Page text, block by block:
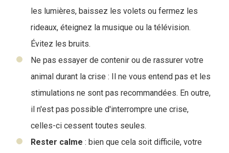
les lumières, baissez les volets ou fermez les
rideaux, éteignez la musique ou la télévision.
Évitez les bruits.
Ne pas essayer de contenir ou de rassurer votre
animal durant la crise : Il ne vous entend pas et les
stimulations ne sont pas recommandées. En outre,
il n'est pas possible d'interrompre une crise,
celles-ci cessent toutes seules.
Rester calme : bien que cela soit difficile, votre